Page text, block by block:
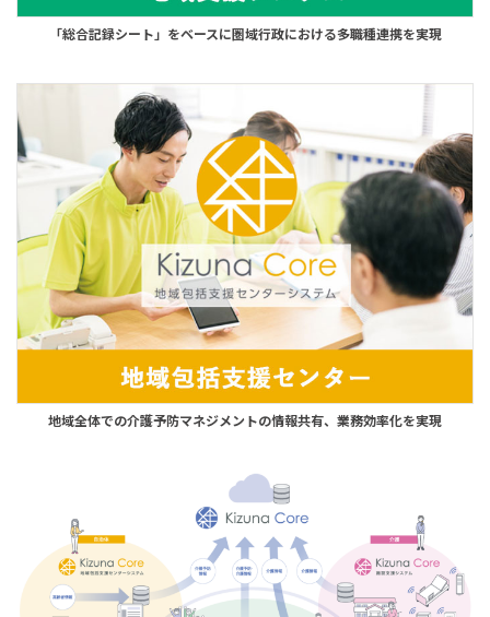
「総合記録シート」をベースに圏域行政における多職種連携を実現
地域全体での介護予防マネジメントの情報共有、業務効率化を実現